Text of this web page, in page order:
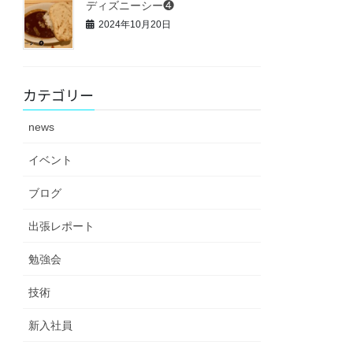
ディズニーシー❹
2024年10月20日
カテゴリー
news
イベント
ブログ
出張レポート
勉強会
技術
新入社員